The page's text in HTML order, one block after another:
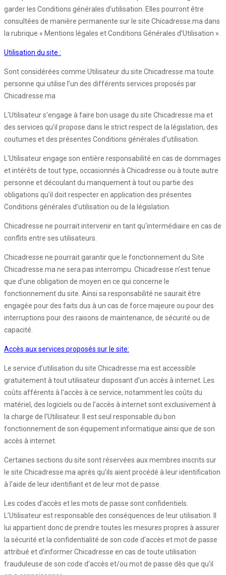
garder les Conditions générales d'utilisation. Elles pourront être
consultées de manière permanente sur le site Chicadresse.ma dans
la rubrique « Mentions légales et Conditions Générales d’Utilisation ».
Utilisation du site :
Sont considérées comme Utilisateur du site Chicadresse.ma toute
personne qui utilise l’un des différents services proposés par
Chicadresse.ma
L'Utilisateur s'engage à faire bon usage du site Chicadresse.ma et
des services qu’il propose dans le strict respect de la législation, des
coutumes et des présentes Conditions générales d'utilisation.
L'Utilisateur engage son entière responsabilité en cas de dommages
et intérêts de tout type, occasionnés à Chicadresse ou à toute autre
personne et découlant du manquement à tout ou partie des
obligations qu'il doit respecter en application des présentes
Conditions générales d'utilisation ou de la législation.
Chicadresse ne pourrait intervenir en tant qu'intermédiaire en cas de
conflits entre ses utilisateurs.
Chicadresse ne pourrait garantir que le fonctionnement du Site
Chicadresse.ma ne sera pas interrompu. Chicadresse n'est tenue
que d'une obligation de moyen en ce qui concerne le
fonctionnement du site. Ainsi sa responsabilité ne saurait être
engagée pour des faits dus à un cas de force majeure ou pour des
interruptions pour des raisons de maintenance, de sécurité ou de
capacité.
Accès aux services proposés sur le site:
Le service d’utilisation du site Chicadresse.ma est accessible
gratuitement à tout utilisateur disposant d'un accès à internet. Les
coûts afférents à l'accès à ce service, notamment les coûts du
matériel, des logiciels ou de l’accès à internet sont exclusivement à
la charge de l'Utilisateur. Il est seul responsable du bon
fonctionnement de son équipement informatique ainsi que de son
accès à internet.
Certaines sections du site sont réservées aux membres inscrits sur
le site Chicadresse.ma après qu’ils aient procédé à leur identification
à l'aide de leur identifiant et de leur mot de passe.
Les codes d'accès et les mots de passe sont confidentiels.
L’Utilisateur est responsable des conséquences de leur utilisation. Il
lui appartient donc de prendre toutes les mesures propres à assurer
la sécurité et la confidentialité de son code d'accès et mot de passe
attribué et d’informer Chicadresse en cas de toute utilisation
frauduleuse de son code d'accès et/ou mot de passe dès que qu’il